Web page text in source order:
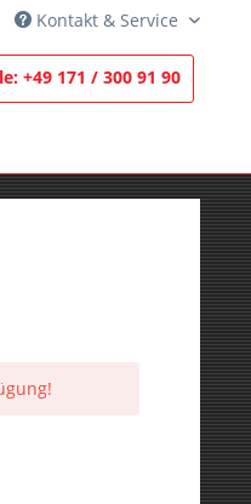
Kontakt & Service
+49 171 / 300 91 90